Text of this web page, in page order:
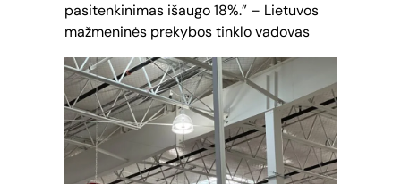
pasitenkinimas išaugo 18%.” – Lietuvos
mažmeninės prekybos tinklo vadovas